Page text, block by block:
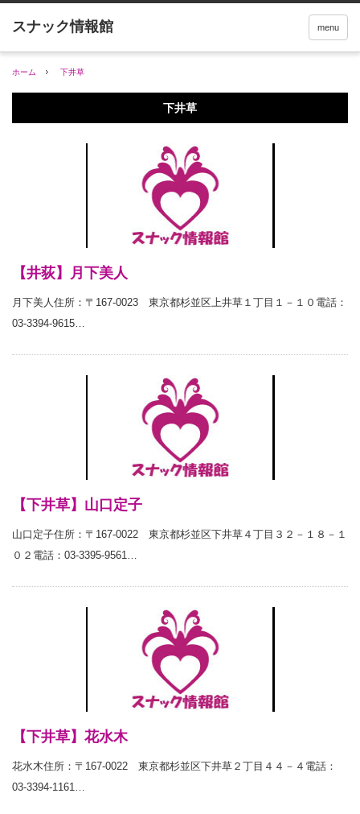
menu
ホーム 下井草
下井草
【井荻】月下美人
月下美人住所：〒167-0023 東京都杉並区上井草１丁目１－１０電話：
03-3394-9615…
【下井草】山口定子
山口定子住所：〒167-0022 東京都杉並区下井草４丁目３２－１８－１
０２電話：03-3395-9561…
【下井草】花水木
花水木住所：〒167-0022 東京都杉並区下井草２丁目４４－４電話：
03-3394-1161…